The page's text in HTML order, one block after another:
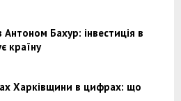
Бахур: інвестиція в
країну
Харківщини в цифрах: що